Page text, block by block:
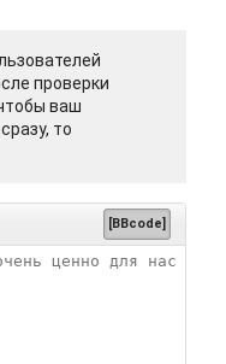
проверки
ваш
то
[BBcode]